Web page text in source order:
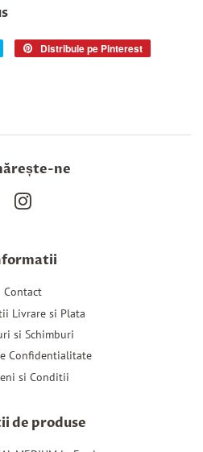
Trimite
Distribuie pe Pinterest
ne
Contact
Livrare si Plata
si Schimburi
Confidentialitate
si Conditii
de produse